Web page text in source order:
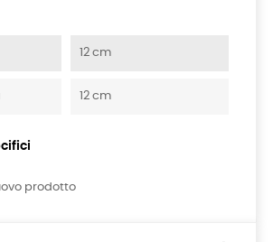
12 cm
12 cm
prodotto